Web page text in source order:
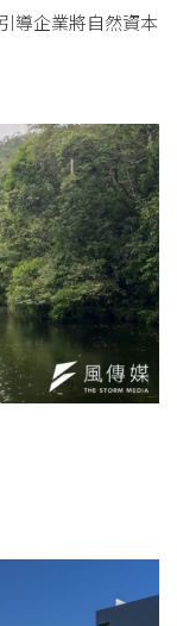
導企業將自然資本